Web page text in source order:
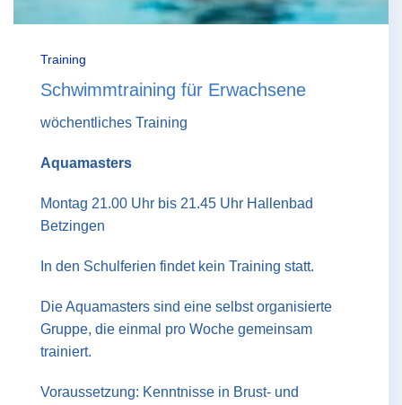
Training
Schwimmtraining für Erwachsene
wöchentliches Training
Aquamasters
Montag 21.00 Uhr bis 21.45 Uhr Hallenbad
Betzingen
In den Schulferien findet kein Training statt.
Die Aquamasters sind eine selbst organisierte
Gruppe, die einmal pro Woche gemeinsam
trainiert.
Voraussetzung: Kenntnisse in Brust- und